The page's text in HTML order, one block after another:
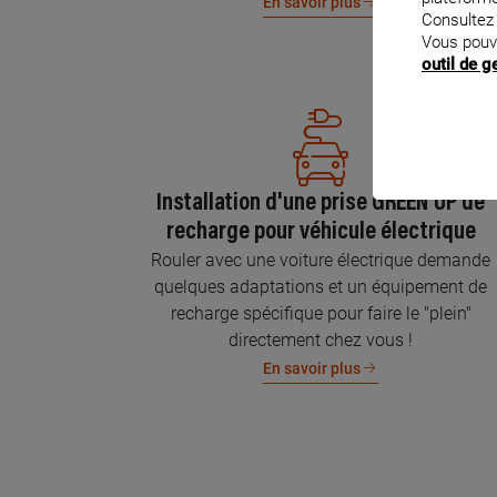
Installation d'une prise GREEN'UP de
recharge pour véhicule électrique
Rouler avec une voiture électrique demande
quelques adaptations et un équipement de
recharge spécifique pour faire le "plein"
directement chez vous !
En savoir plus
Vous
outil de